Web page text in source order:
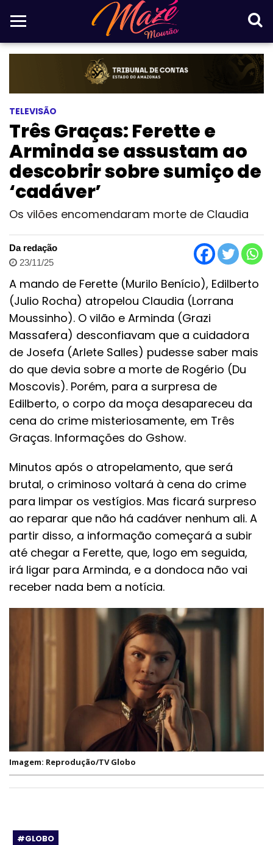
TELEVISÃO
Três Graças: Ferette e
Arminda se assustam ao
descobrir sobre sumiço de
‘cadáver’
Os vilões encomendaram morte de Claudia
Da redação
23/11/25
A mando de Ferette (Murilo Benício), Edilberto
(Julio Rocha) atropelou Claudia (Lorrana
Moussinho). O vilão e Arminda (Grazi
Massafera) desconfiavam que a cuidadora
de Josefa (Arlete Salles) pudesse saber mais
do que devia sobre a morte de Rogério (Du
Moscovis). Porém, para a surpresa de
Edilberto, o corpo da moça desapareceu da
cena do crime misteriosamente, em Três
Graças. Informações do Gshow.
Minutos após o atropelamento, que será
brutal, o criminoso voltará à cena do crime
para limpar os vestígios. Mas ficará surpreso
ao reparar que não há cadáver nenhum ali. A
partir disso, a informação começará a subir
até chegar a Ferette, que, logo em seguida,
irá ligar para Arminda, e a dondoca não vai
receber nada bem a notícia.
Imagem: Reprodução/TV Globo
#GLOBO